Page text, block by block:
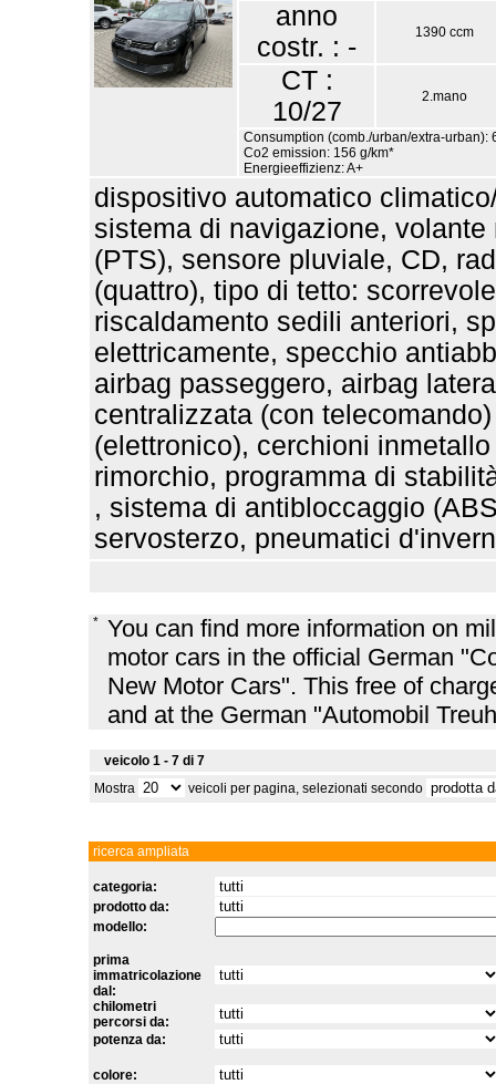
anno
costr. : -
1390 ccm
CT :
10/27
2.mano
Consumption (comb./urban/extra-urban):
Co2 emission: 156 g/km*
Energieeffizienz: A+
dispositivo automatico
sistema di navigazione,
(PTS), sensore pluviale, CD,
(quattro), tipo di tetto:
riscaldamento sedili anteriori,
elettricamente, specchio
airbag passeggero, airbag
centralizzata (con
(elettronico), cerchioni
rimorchio, programma di
, sistema di antibloccaggio
servosterzo, pneumatici
* You can find more information on
motor cars in the official German
New Motor Cars". This free of
and at the German "Automobil
veicolo 1 - 7 di 7
Mostra
veicoli per pagina, selezionati secondo
ricerca ampliata
categoria:
prodotto da:
modello:
prima
immatricolazione
dal:
chilometri
percorsi da:
potenza da:
colore: